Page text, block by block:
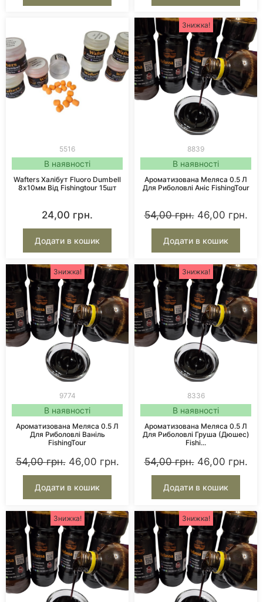
5516
В наявності
Wafters Халібут Fluoro Dumbell
8х10мм Від Fishingtour 15шт
24,00 грн.
Додати в кошик
Знижка!
8839
В наявності
Ароматизована Меляса 0.5 Л
Для Риболовлі Аніс FishingTour
54,00грн. 46,00 грн.
Додати в кошик
Знижка!
9774
В наявності
Ароматизована Меляса 0.5 Л
Для Риболовлі Ваніль
FishingTour
54,00грн. 46,00 грн.
Додати в кошик
Знижка!
8336
В наявності
Ароматизована Меляса 0.5 Л
Для Риболовлі Груша (Дюшес)
Fishi...
54,00грн. 46,00 грн.
Додати в кошик
Знижка! Знижка!